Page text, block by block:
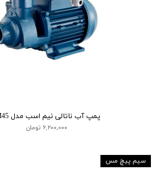
پمپ آب ناتالی نیم اسب مدل IM45
۶,۲۰۰,۰۰۰ تومان
سیم پیچ مس